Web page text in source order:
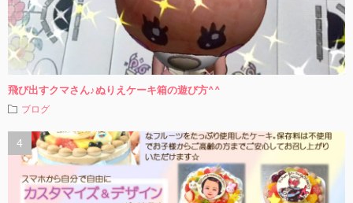
飛び出すクマさん♪ぬりえケーキ箱の遊び方^^
ブログ